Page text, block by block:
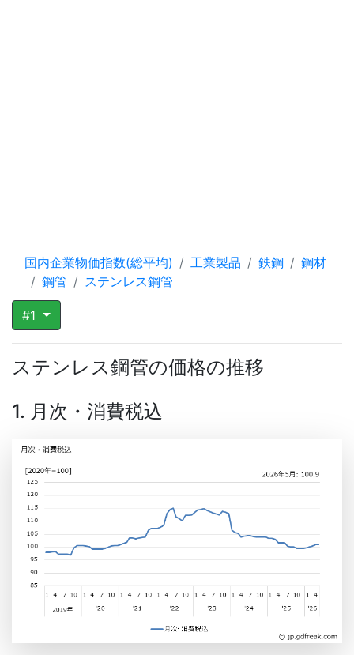
国内企業物価指数(総平均) 工業製品 鉄鋼
鋼材
鋼管
ステンレス鋼管
#1
ステンレス鋼管の価格の推移
1. 月次・消費税込